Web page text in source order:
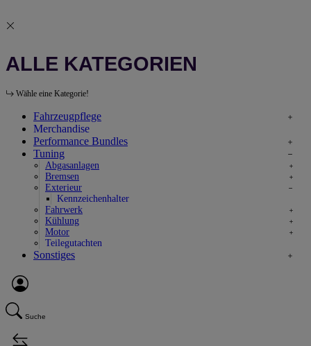
ALLE KATEGORIEN
Wähle eine Kategorie!
Fahrzeugpflege
Merchandise
Performance Bundles
Tuning
Abgasanlagen
Bremsen
Exterieur
Kennzeichenhalter
Fahrwerk
Kühlung
Motor
Teilegutachten
Sonstiges
Suche